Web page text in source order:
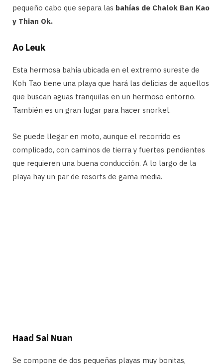
pequeño cabo que separa las bahías de Chalok Ban Kao
y Thian Ok.
Ao Leuk
Esta hermosa bahía ubicada en el extremo sureste de
Koh Tao tiene una playa que hará las delicias de aquellos
que buscan aguas tranquilas en un hermoso entorno.
También es un gran lugar para hacer snorkel.
Se puede llegar en moto, aunque el recorrido es
complicado, con caminos de tierra y fuertes pendientes
que requieren una buena conducción. A lo largo de la
playa hay un par de resorts de gama media.
Haad Sai Nuan
Se compone de dos pequeñas playas muy bonitas,